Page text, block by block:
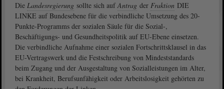
Die Landesregierung sollte sich aufAntrag der Fraktion DIE
LINKE auf Bundesebene für die verbindliche Umsetzung des 20-
Punkte-Programms der sozialen Säule für die Sozial-,
Beschäftigungs- und Gesundheitspolitik auf EU-Ebene einsetzen.
Die verbindliche Aufnahme einer sozialen Fortschrittsklausel in das
EU-Vertragswerk und die Festschreibung von Mindeststandards
beim Zugang und der Ausgestaltung von Sozialleistungen im Alter,
bei Krankheit, Berufsunfähigkeit oder Arbeitslosigkeit gehörten zu